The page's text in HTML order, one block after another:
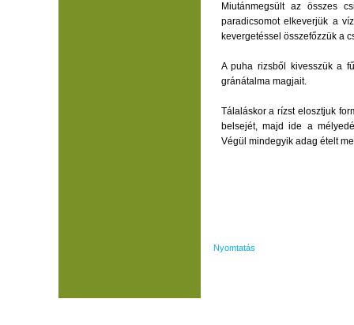
Miutánmegsült az összes
paradicsomot elkeverjük a
kevergetéssel összefőzzük a
A puha rizsből kivesszük a
gránátalma magjait.
Tálaláskor a rízst elosztjuk
belsejét, majd ide a
Végül mindegyik adag ételt
Nyomtatás